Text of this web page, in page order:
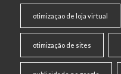
otimizaçao de loja virtual
otimização de sites